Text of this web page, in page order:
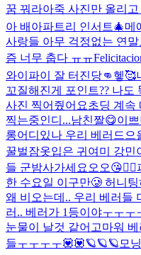
꿈 꿔라아죽 사진만 올리
아 배아파트리 인서트🎄메
사랑들 아무 걱정없는 연
즘 너무 춥다 ㅠㅠ
와이파이 잘 터진당👊헿🥰
꼬질해진게 포인트?? 나도
사진 찍어줬어요초딩 계속
찍는중인디...남친짤😋이
롱어디있나 우리 베러드으
꿀벌잠옷입은 귀여미 강민
들 군밤사가세요오오😘👍🏻
한 수요일 이구만🥲 허니
왜 비오는데.. 우리 베러들
러.. 베러가 1등이야ㅜㅜㅜ
눈물이 날것 같어 고마워
들ㅜㅜㅜㅜ💟💟🪐🪐🪐 모